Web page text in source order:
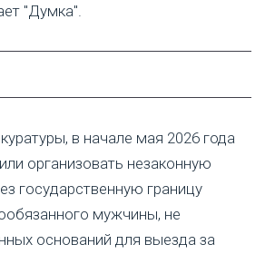
"Думка".
в начале мая 2026 года
организовать незаконную
государственную границу
мужчины, не
оснований для выезда за